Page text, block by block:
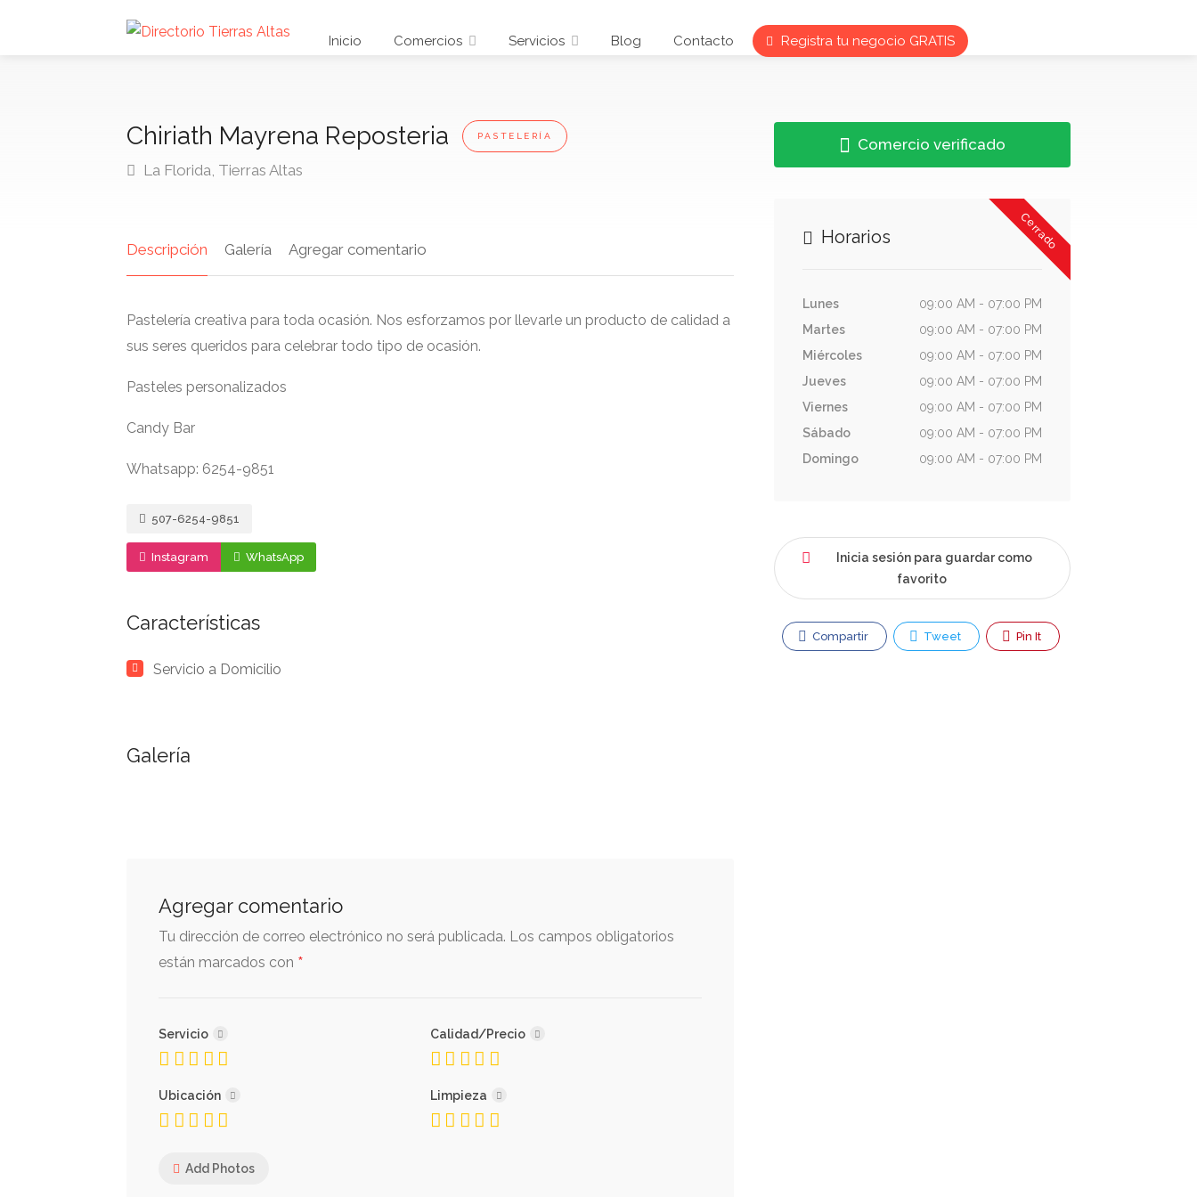
Inicio Comercios Servicios Blog Contacto Registra tu negocio GRATIS
Chiriath Mayrena Reposteria PASTELERÍA
La Florida, Tierras Altas
Descripción Galería Agregar comentario
Pastelería creativa para toda ocasión. Nos esforzamos por llevarle un producto de calidad a
sus seres queridos para celebrar todo tipo de ocasión.
Pasteles personalizados
Candy Bar
Whatsapp: 6254-9851
507-6254-9851
Instagram WhatsApp
Características
Servicio a Domicilio
Galería
Agregar comentario
Tu dirección de correo electrónico no será publicada. Los campos obligatorios
están marcados con *
Servicio Calidad/Precio
Ubicación Limpieza
Add Photos
Comercio verificado
Cerrado
Horarios
Lunes
09:00 AM - 07:00 PM
Martes
09:00 AM - 07:00 PM
Miércoles
09:00 AM - 07:00 PM
Jueves
09:00 AM - 07:00 PM
Viernes
09:00 AM - 07:00 PM
Sábado
09:00 AM - 07:00 PM
Domingo
09:00 AM - 07:00 PM
Inicia sesión para guardar como
favorito
Compartir Tweet Pin It